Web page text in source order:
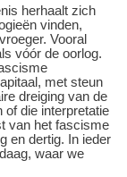
herhaalt zich
vinden,
Vooral
vóór de oorlog.
met steun
dreiging van de
of die interpretatie
van het fascisme
en dertig. In ieder
waar we